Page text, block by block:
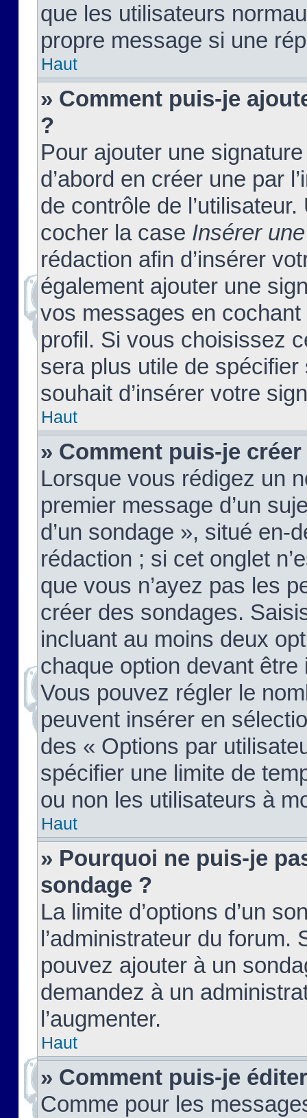
que les utilisateurs
propre message si une
Haut
» Comment puis-je
?
Pour ajouter une
d’abord en créer une par
de contrôle de
cocher la case Insérer
rédaction afin d’insérer
également ajouter une
vos messages en
profil. Si vous choisissez
sera plus utile de
souhait d’insérer votre
Haut
» Comment puis-je
Lorsque vous rédigez un
premier message d’un
d’un sondage », situé en-
rédaction ; si cet onglet
que vous n’ayez pas les
créer des sondages.
incluant au moins deux
chaque option devant
Vous pouvez régler le
peuvent insérer en
des « Options par
spécifier une limite de
ou non les utilisateurs à
Haut
» Pourquoi ne puis-je
sondage ?
La limite d’options d’un
l’administrateur du forum.
pouvez ajouter à un
demandez à un
l’augmenter.
Haut
» Comment puis-je
Comme pour les